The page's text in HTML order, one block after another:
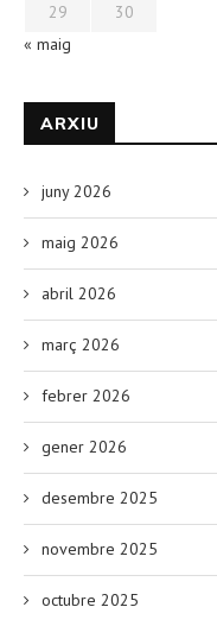
29
30
« maig
ARXIU
juny 2026
maig 2026
abril 2026
març 2026
febrer 2026
gener 2026
desembre 2025
novembre 2025
octubre 2025